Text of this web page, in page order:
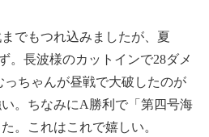
でもつれ込みましたが、夏
。長波様のカットインで28ダメ
ちゃんが昼戦で大破したのが
。ちなみにA勝利で「第四号海
。これはこれで嬉しい。